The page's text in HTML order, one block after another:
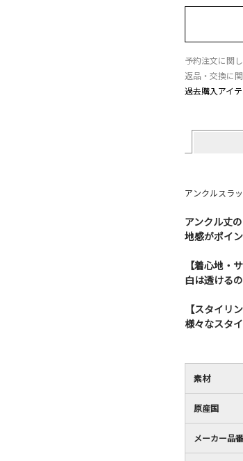
予約注文に関
返品・交換に
過去購入アイ
アンクルスラ
アンクル丈
地感がポイン
【着心地・
白は透ける
【スタイリン
様々なスタ
素材
原産国
メーカー品番